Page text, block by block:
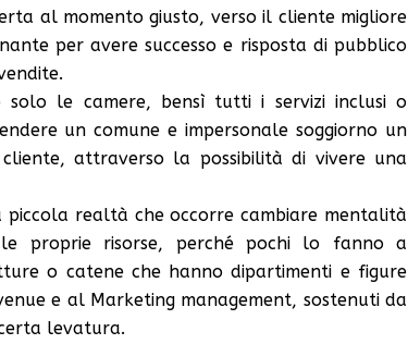
al momento giusto, verso il cliente migliore
per avere successo e risposta di pubblico
solo le camere, bensì tutti i servizi inclusi o
un comune e impersonale soggiorno un
attraverso la possibilità di vivere una
piccola realtà che occorre cambiare mentalità
proprie risorse, perché pochi lo fanno a
o catene che hanno dipartimenti e figure
e al Marketing management, sostenuti da
levatura.